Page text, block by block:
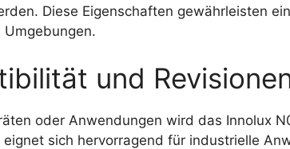
Diese Eigenschaften gewährleisten
und
oder Anwendungen wird das Innolux
eignet sich hervorragend für industrielle